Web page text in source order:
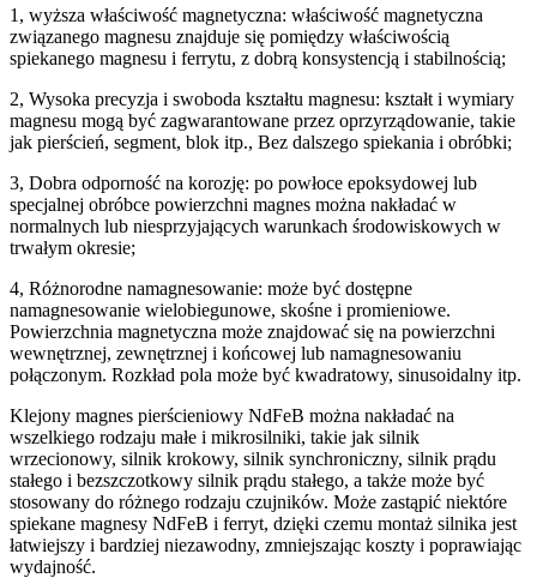
1, wyższa właściwość magnetyczna: właściwość magnetyczna
związanego magnesu znajduje się pomiędzy właściwością
spiekanego magnesu i ferrytu, z dobrą konsystencją i stabilnością;
2, Wysoka precyzja i swoboda kształtu magnesu: kształt i wymiary
magnesu mogą być zagwarantowane przez oprzyrządowanie, takie
jak pierścień, segment, blok itp., Bez dalszego spiekania i obróbki;
3, Dobra odporność na korozję: po powłoce epoksydowej lub
specjalnej obróbce powierzchni magnes można nakładać w
normalnych lub niesprzyjających warunkach środowiskowych w
trwałym okresie;
4, Różnorodne namagnesowanie: może być dostępne
namagnesowanie wielobiegunowe, skośne i promieniowe.
Powierzchnia magnetyczna może znajdować się na powierzchni
wewnętrznej, zewnętrznej i końcowej lub namagnesowaniu
połączonym. Rozkład pola może być kwadratowy, sinusoidalny itp.
Klejony magnes pierścieniowy NdFeB można nakładać na
wszelkiego rodzaju małe i mikrosilniki, takie jak silnik
wrzecionowy, silnik krokowy, silnik synchroniczny, silnik prądu
stałego i bezszczotkowy silnik prądu stałego, a także może być
stosowany do różnego rodzaju czujników. Może zastąpić niektóre
spiekane magnesy NdFeB i ferryt, dzięki czemu montaż silnika jest
łatwiejszy i bardziej niezawodny, zmniejszając koszty i poprawiając
wydajność.